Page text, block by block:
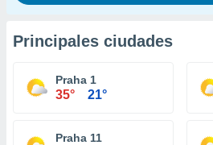
Principales ciudades
Praha 1
35° 21°
Praha 11